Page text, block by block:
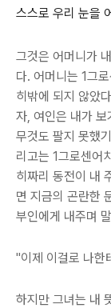
스스로 우리 눈을
그것은 어머니가
다. 어머니는 1그
히밖에 되지 않았
자, 여인은 내가
무것도 팔지 못했
리고는 1그로센어
히짜리 동전이 내
면 지금의 곤란한
부인에게 내주며
"이제 이걸로 나한
하지만 그녀는 내